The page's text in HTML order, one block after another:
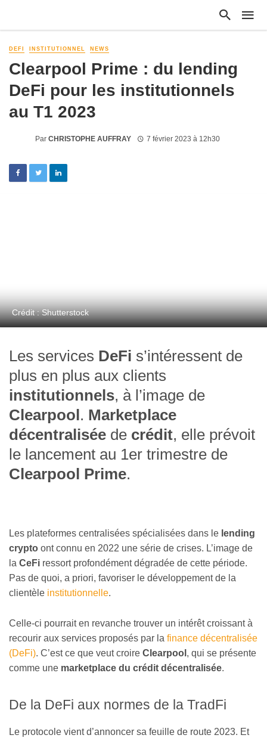
DEFI INSTITUTIONNEL NEWS
Clearpool Prime : du lending
DeFi pour les institutionnels
au T1 2023
Par CHRISTOPHE AUFFRAY 7 février 2023 à 12h30
Crédit : Shutterstock
Les services DeFi s’intéressent de
plus en plus aux clients
institutionnels, à l’image de
Clearpool . Marketplace
décentralisée de crédit, elle prévoit
le lancement au 1er trimestre de
Clearpool Prime.
Les plateformes centralisées spécialisées dans le lending
crypto ont connu en 2022 une série de crises. L’image de
la CeFi ressort profondément dégradée de cette période.
Pas de quoi, a priori, favoriser le développement de la
clientèle institutionnelle.
Celle-ci pourrait en revanche trouver un intérêt croissant à
recourir aux services proposés par la finance décentralisée
(DeFi). C’est ce que veut croire Clearpool , qui se présente
comme une marketplace du crédit décentralisée.
De la DeFi aux normes de la TradFi
Le protocole vient d’annoncer sa feuille de route 2023. Et